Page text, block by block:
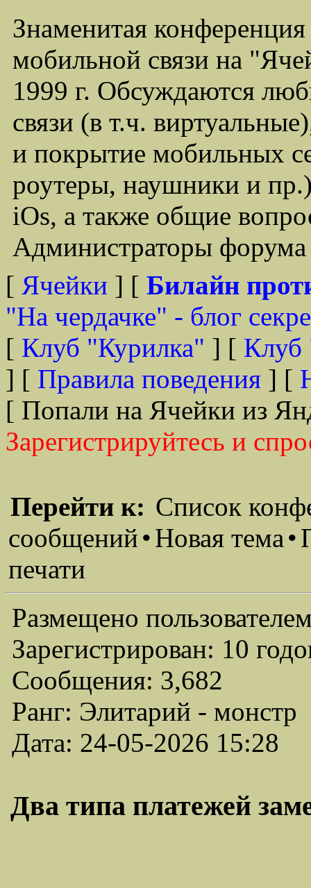
Знаменитая
мобильной связи на
1999 г. Обсуждаются
связи (в т.ч.
и покрытие мобильных
роутеры, наушники и
iOs, а также общие
Администраторы
[ Ячейки ] [ Билайн
"На чердачке" - блог
[ Клуб "Курилка" ] [ Клуб
] [ Правила поведения ] [
[ Попали на Ячейки из
Зарегистрируйтесь и
Перейти к: Список
сообщений•Новая тема•
печати
Размещено
Зарегистрирован: 10
Сообщения: 3,682
Ранг: Элитарий - монстр
Дата: 24-05-2026 15:28
Два типа платежей